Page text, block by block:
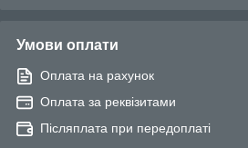
Умови оплати
Оплата на рахунок
Оплата за реквізитами
Післяплата при передоплаті